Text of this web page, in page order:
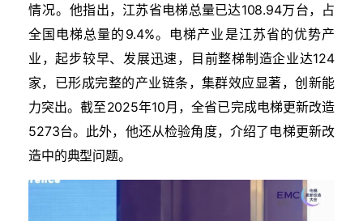
情况。 他指出，江苏省电梯总量已达108.94万台，占
全国电梯总量的9.4%。电梯产业是江苏省的优势产
业，起步较早、发展迅速，目前整梯制造企业达124
家，已形成完整的产业链条，集群效应显著，创新能
力突出。截至2025年10月，全省已完成电梯更新改造
5273台。 此外，他还从检验角度，介绍了电梯更新改
造中的典型问题。